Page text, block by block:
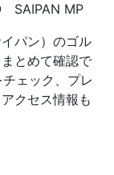
SAIPAN MP
パン）のゴル
とめて確認で
ェック、プレ
クセス情報も